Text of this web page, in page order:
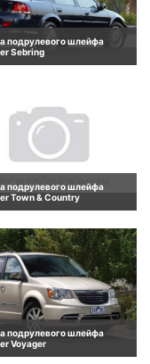
подрулевого шлейфа
Sebring
подрулевого шлейфа
Town & Country
подрулевого шлейфа
Voyager